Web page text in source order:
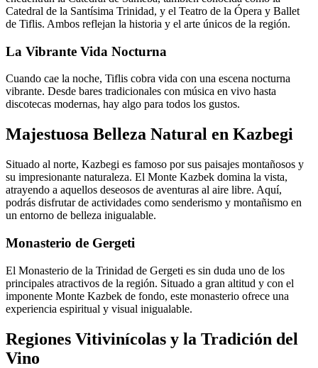
Catedral de la Santísima Trinidad, y el Teatro de la Ópera y Ballet
de Tiflis. Ambos reflejan la historia y el arte únicos de la región.
La Vibrante Vida Nocturna
Cuando cae la noche, Tiflis cobra vida con una escena nocturna
vibrante. Desde bares tradicionales con música en vivo hasta
discotecas modernas, hay algo para todos los gustos.
Majestuosa Belleza Natural en Kazbegi
Situado al norte, Kazbegi es famoso por sus paisajes montañosos y
su impresionante naturaleza. El Monte Kazbek domina la vista,
atrayendo a aquellos deseosos de aventuras al aire libre. Aquí,
podrás disfrutar de actividades como senderismo y montañismo en
un entorno de belleza inigualable.
Monasterio de Gergeti
El Monasterio de la Trinidad de Gergeti es sin duda uno de los
principales atractivos de la región. Situado a gran altitud y con el
imponente Monte Kazbek de fondo, este monasterio ofrece una
experiencia espiritual y visual inigualable.
Regiones Vitivinícolas y la Tradición del
Vino